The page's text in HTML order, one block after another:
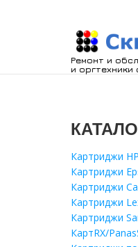
Ремонт и
и оргтехники
Картриджи HP
Картриджи
Картриджи
Картриджи
Картриджи
КартRX/